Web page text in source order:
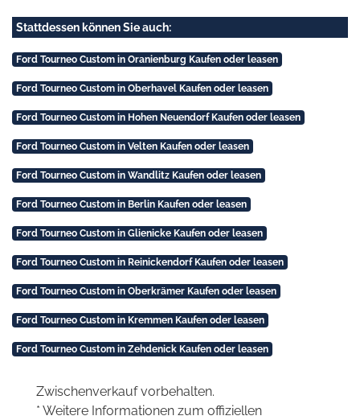
Stattdessen können Sie auch:
Ford Tourneo Custom in Oranienburg Kaufen oder leasen
Ford Tourneo Custom in Oberhavel Kaufen oder leasen
Ford Tourneo Custom in Hohen Neuendorf Kaufen oder leasen
Ford Tourneo Custom in Velten Kaufen oder leasen
Ford Tourneo Custom in Wandlitz Kaufen oder leasen
Ford Tourneo Custom in Berlin Kaufen oder leasen
Ford Tourneo Custom in Glienicke Kaufen oder leasen
Ford Tourneo Custom in Reinickendorf Kaufen oder leasen
Ford Tourneo Custom in Oberkrämer Kaufen oder leasen
Ford Tourneo Custom in Kremmen Kaufen oder leasen
Ford Tourneo Custom in Zehdenick Kaufen oder leasen
Zwischenverkauf vorbehalten.
* Weitere Informationen zum offiziellen